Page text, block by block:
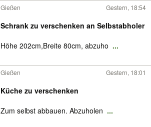
Gießen Gestern, 18:54
Schrank zu verschenken an Selbstabholer
Höhe 202cm,Breite 80cm, abzuho ...
Gießen Gestern, 18:01
Küche zu verschenken
Zum selbst abbauen. Abzuholen ...